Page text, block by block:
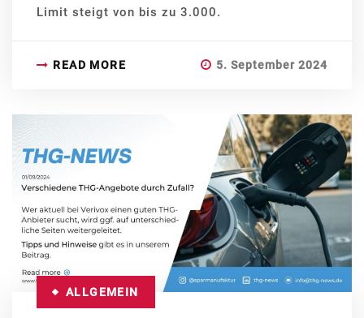
Limit steigt von bis zu 3.000.
READ MORE 5. September 2024
ALLGEMEIN